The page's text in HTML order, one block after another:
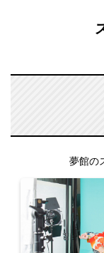
夢館の